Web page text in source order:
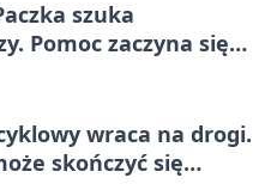
szuka
Pomoc zaczyna się
wraca na drogi.
skończyć się